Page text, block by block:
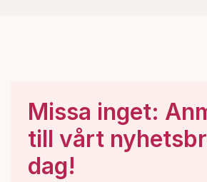
Missa inget:
till vårt
dag!